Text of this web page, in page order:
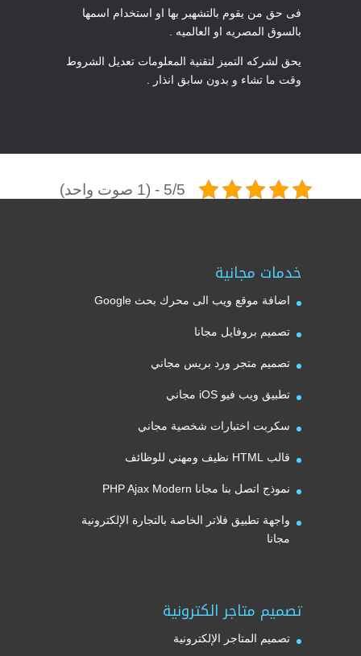
فى حق من يقوم بالتشهير بها او استخدام اسمها
بالسوق المصريه او العالميه .
يحق لشركه التميز لتقنية المعلومات تعديل الشروط
وقت ما تشاء و بدون سابق انذار .
5/5 - (1 صوت واحد)
خدمات مجانية
اضافة موقع ويب الى محرك بحث Google
تصميم بروفايل مجانا
تصميم متجر ورد بريس مجاني
تطبيق ويب فيو iOS مجاني
سكربت اختبارات شخصية مجاني
قالب HTML نظيف ومهني للوظائف
نموذج اتصل بنا مجانا PHP Ajax Modern
واجهة تطبيق فلاتر الخاصة بالتجارة الإلكترونية
مجانا
تصميم متاجر الكترونية
تصميم المتاجر الإلكترونية